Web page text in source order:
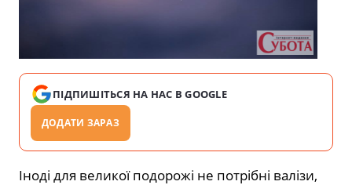
ПІДПИШІТЬСЯ НА НАС В GOOGLE
ДОДАТИ ЗАРАЗ
Іноді для великої подорожі не потрібні валізи,